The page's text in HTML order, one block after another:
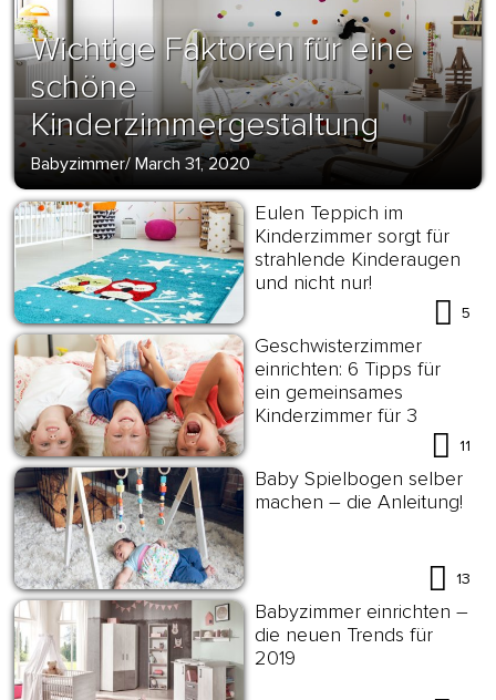
Wichtige Faktoren für eine
schöne
Kinderzimmergestaltung
Babyzimmer/ March 31, 2020
Eulen Teppich im
Kinderzimmer sorgt für
strahlende Kinderaugen
und nicht nur!
5
Geschwisterzimmer
einrichten: 6 Tipps für
ein gemeinsames
Kinderzimmer für 3
11
Baby Spielbogen selber
machen – die Anleitung!
13
Babyzimmer einrichten –
die neuen Trends für
2019